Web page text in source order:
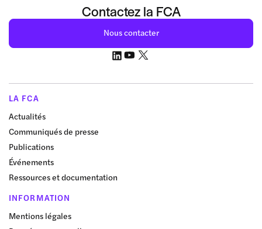
Contactez la FCA
Nous contacter
LA FCA
Actualités
Communiqués de presse
Publications
Événements
Ressources et documentation
INFORMATION
Mentions légales